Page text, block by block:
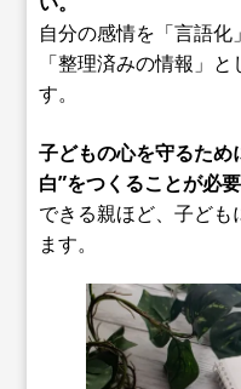
自分の感情を「言語
「整理済みの情報」
す。
子どもの心を守るため
白”をつくることが必要
できる親ほど、子ど
ます。